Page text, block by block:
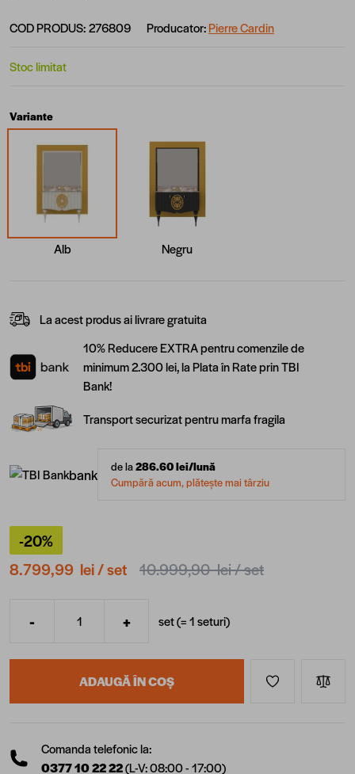
COD PRODUS:276809 Producator:Pierre Cardin
Stoc limitat
Variante
Alb Negru
La acest produs ai livrare gratuita
10% Reducere EXTRA pentru comenzile de
minimum 2.300 lei, la Plata în Rate prin TBI
Bank!
Transport securizat pentru marfa fragila
bank de la286.60lei/lună
Cumpără acum, plătește mai târziu
-20%
8.799,99 lei/ set 10.999,90 lei/ set
Cantitate
- + set (=1seturi)
ADAUGĂ ÎN COȘ
Comanda telefonic la:
0377 10 22 22(L-V: 08:00 - 17:00)